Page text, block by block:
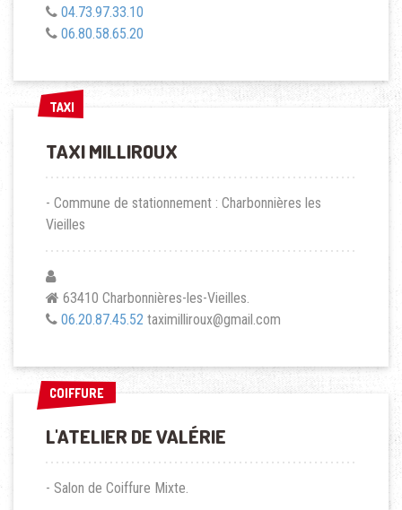
04.73.97.33.10
06.80.58.65.20
TAXI
TAXI
TAXI MILLIROUX
- Commune de stationnement : Charbonnières les
Vieilles
63410 Charbonnières-les-Vieilles.
06.20.87.45.52 taximilliroux@gmail.com
COIFFURE
COIFFURE
L'ATELIER DE VALÉRIE
- Salon de Coiffure Mixte.